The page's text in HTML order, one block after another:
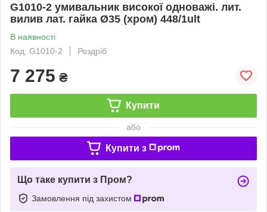
G1010-2 умивальник високої одноважі. лит.
вилив лат. гайка Ø35 (хром) 448/1ult
В наявності
Код: G1010-2
Роздріб
7 275 ₴
Купити
або
Купити з
Що таке купити з Пром?
Замовлення під захистом